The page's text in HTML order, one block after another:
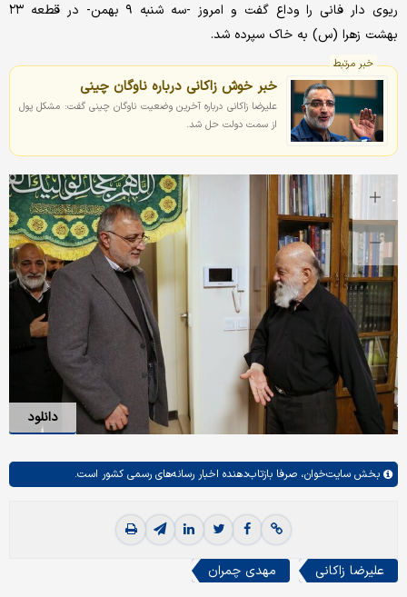
ریوی دار فانی را وداع گفت و امروز -سه شنبه ۹ بهمن- در قطعه ۲۳
بهشت زهرا (س) به خاک سپرده شد.
خبر مرتبط
خبر خوش زاکانی درباره ناوگان چینی
علیرضا زاکانی درباره آخرین وضعیت ناوگان چینی گفت: مشکل پول
از سمت دولت حل شد.
دانلود
بخش سایت‌خوان، صرفا بازتاب‌دهنده اخبار رسانه‌های رسمی کشور است.
علیرضا زاکانی مهدی چمران